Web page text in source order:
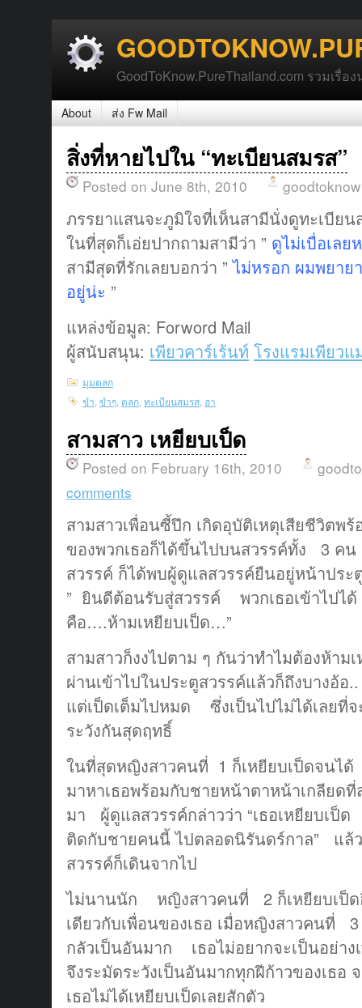
GoodToKnow.PureThailand.com รวมเรื่อ
About ส่ง Fw Mail
สิ่งที่หายไปใน “ทะเบียนสมรส”
Posted on June 8th, 2010 goodtoknow
ภรรยาแสนจะภูมิใจที่เห็นสามีนั่งดูทะเบีย
ในที่สุดก็เอ่ยปากถามสามีว่า ” ดูไม่เบื่อเลย
สามีสุดที่รักเลยบอกว่า ”ไม่หรอก ผมพยา
อยู่น่ะ ”
แหล่งข้อมูล: Forword Mail
ผู้สนับสนุน: เพียวคาร์เร้นท์ โรงแรมเพียว
มุมตลก
ขำ ขำๆ ตลก ทะเบียนสมรส ฮา
สามสาว เหยียบเป็ด
Posted on February 16th, 2010
comments
สามสาวเพื่อนซี้ปึก เกิดอุบัติเหตุเสียชีวิ
ของพวกเธอก็ได้ขึ้นไปบนสวรรค์ทั้ง 3 คน
สวรรค์ ก็ได้พบผู้ดูแลสวรรค์ยืนอยู่หน้าปร
” ยินดีต้อนรับสู่สวรรค์ พวกเธอเข้าไปไ
คือ….ห้ามเหยียบเป็ด…”
สามสาวก็งงไปตาม ๆ กันว่าทำไมต้องห้าม
ผ่านเข้าไปในประตูสวรรค์แล้วก็ถึงบางอ้อ
แต่เป็ดเต็มไปหมด ซึ่งเป็นไปไม่ได้เลยที่
ระวังกันสุดฤทธิ์
ในที่สุดหญิงสาวคนที่ 1 ก็เหยียบเป็ดจนไ
มาหาเธอพร้อมกับชายหน้าตาหน้าเกลียดที่
มา ผู้ดูแลสวรรค์กล่าวว่า “เธอเหยียบเป็
ติดกับชายคนนี้ ไปตลอดนิรันดร์กาล” แล้
สวรรค์ก็เดินจากไป
ไม่นานนัก หญิงสาวคนที่ 2 ก็เหยียบเป็
เดียวกับเพื่อนของเธอ เมื่อหญิงสาวคนที่
กลัวเป็นอันมาก เธอไม่อยากจะเป็นอย่
จึงระมัดระวังเป็นอันมากทุกฝีก้าวของเธ
เธอไม่ได้เหยียบเป็ดเลยสักตัว